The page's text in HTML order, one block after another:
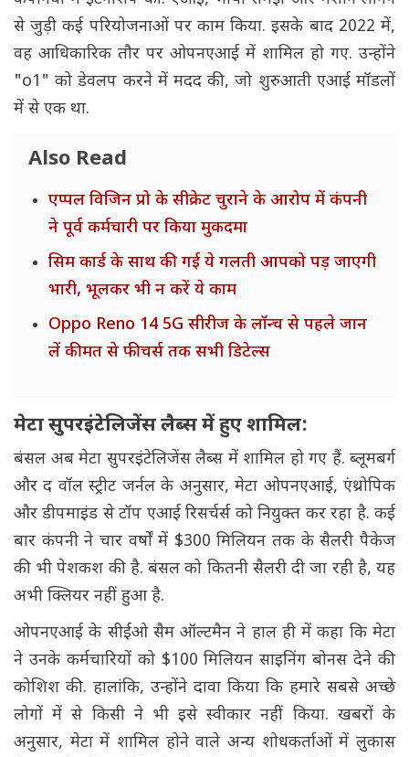
से जुड़ी कई परियोजनाओं पर काम किया. इसके बाद 2022 में,
वह आधिकारिक तौर पर ओपनएआई में शामिल हो गए. उन्होंने
"o1" को डेवलप करने में मदद की, जो शुरुआती एआई मॉडलों
में से एक था.
Also Read
एप्पल विजिन प्रो के सीक्रेट चुराने के आरोप में कंपनी
ने पूर्व कर्मचारी पर किया मुकदमा
सिम कार्ड के साथ की गई ये गलती आपको पड़ जाएगी
भारी, भूलकर भी न करें ये काम
Oppo Reno 14 5G सीरीज के लॉन्च से पहले जान
लें कीमत से फीचर्स तक सभी डिटेल्स
मेटा सुपरइंटेलिजेंस लैब्स में हुए शामिल:
बंसल अब मेटा सुपरइंटेलिजेंस लैब्स में शामिल हो गए हैं. ब्लूमबर्ग
और द वॉल स्ट्रीट जर्नल के अनुसार, मेटा ओपनएआई, एंथ्रोपिक
और डीपमाइंड से टॉप एआई रिसर्चर्स को नियुक्त कर रहा है. कई
बार कंपनी ने चार वर्षों में $300 मिलियन तक के सैलरी पैकेज
की भी पेशकश की है. बंसल को कितनी सैलरी दी जा रही है, यह
अभी क्लियर नहीं हुआ है.
ओपनएआई के सीईओ सैम ऑल्टमैन ने हाल ही में कहा कि मेटा
ने उनके कर्मचारियों को $100 मिलियन साइनिंग बोनस देने की
कोशिश की. हालांकि, उन्होंने दावा किया कि हमारे सबसे अच्छे
लोगों में से किसी ने भी इसे स्वीकार नहीं किया. खबरों के
अनुसार, मेटा में शामिल होने वाले अन्य शोधकर्ताओं में लुकास